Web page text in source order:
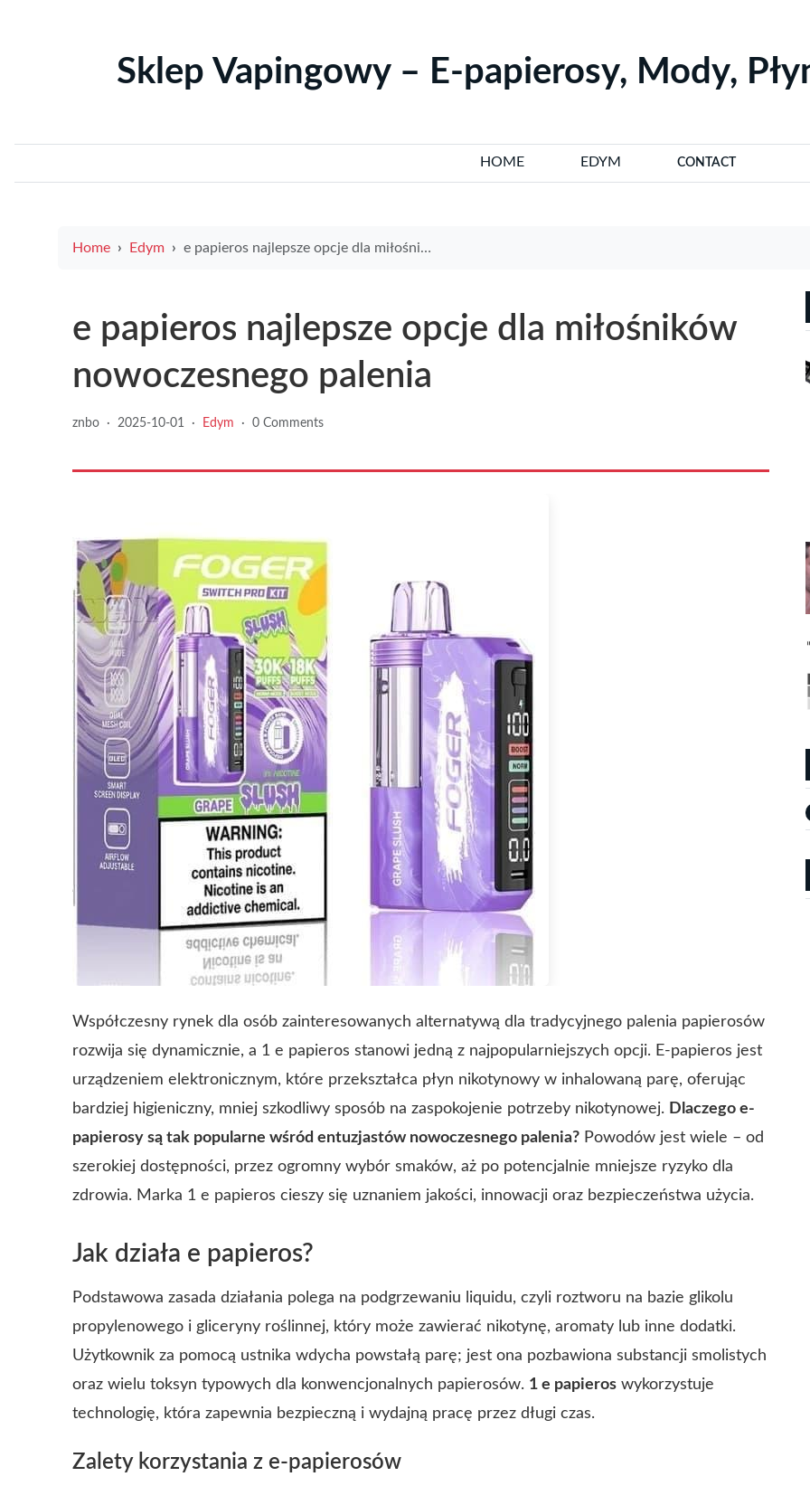
Sklep Vapingowy – E-papierosy, Mody,
HOME EDYM CONTACT
Home Edym e papieros najlepsze opcje dla miłośników nowoczesnego palenia
e papieros najlepsze opcje dla miłośników
nowoczesnego palenia
znbo · 2025-10-01 · Edym · 0 Comments
Współczesny rynek dla osób zainteresowanych alternatywą dla tradycyjnego palenia papierosów
rozwija się dynamicznie, a 1 e papieros stanowi jedną z najpopularniejszych opcji. E-papieros jest
urządzeniem elektronicznym, które przekształca płyn nikotynowy w inhalowaną parę, oferując
bardziej higieniczny, mniej szkodliwy sposób na zaspokojenie potrzeby nikotynowej. Dlaczego e-
papierosy są tak popularne wśród entuzjastów nowoczesnego palenia? Powodów jest wiele – od
szerokiej dostępności, przez ogromny wybór smaków, aż po potencjalnie mniejsze ryzyko dla
zdrowia. Marka 1 e papieros cieszy się uznaniem jakości, innowacji oraz bezpieczeństwa użycia.
Jak działa e papieros?
Podstawowa zasada działania polega na podgrzewaniu liquidu, czyli roztworu na bazie glikolu
propylenowego i gliceryny roślinnej, który może zawierać nikotynę, aromaty lub inne dodatki.
Użytkownik za pomocą ustnika wdycha powstałą parę; jest ona pozbawiona substancji smolistych
oraz wielu toksyn typowych dla konwencjonalnych papierosów. 1 e papieros wykorzystuje
technologię, która zapewnia bezpieczną i wydajną pracę przez długi czas.
Zalety korzystania z e-papierosów